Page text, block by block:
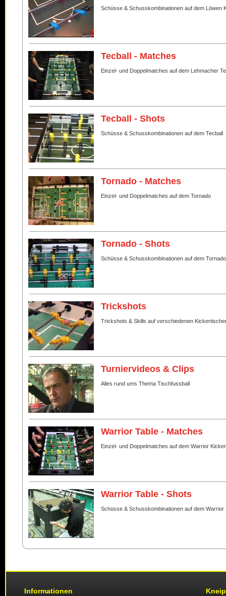
Schüsse & Schusskombinationen auf dem Löwen
Tecball - Matches
Einzel- und Doppelmatches auf dem Lehmacher
Tecball - Shots
Schüsse & Schusskombinationen auf dem Tecball
Tornado - Matches
Einzel- und Doppelmatches auf dem Tornado
Tornado - Shots
Schüsse & Schusskombinationen auf dem
Trickshots
Trickshots & Skills auf verschiedenen
Turniervideos & Clips
Alles rund ums Thema Tischfussball
Warrior Table - Matches
Einzel- und Doppelmatches auf dem Warrior Kicker
Warrior Table - Shots
Schüsse & Schusskombinationen auf dem Warrior
Informationen